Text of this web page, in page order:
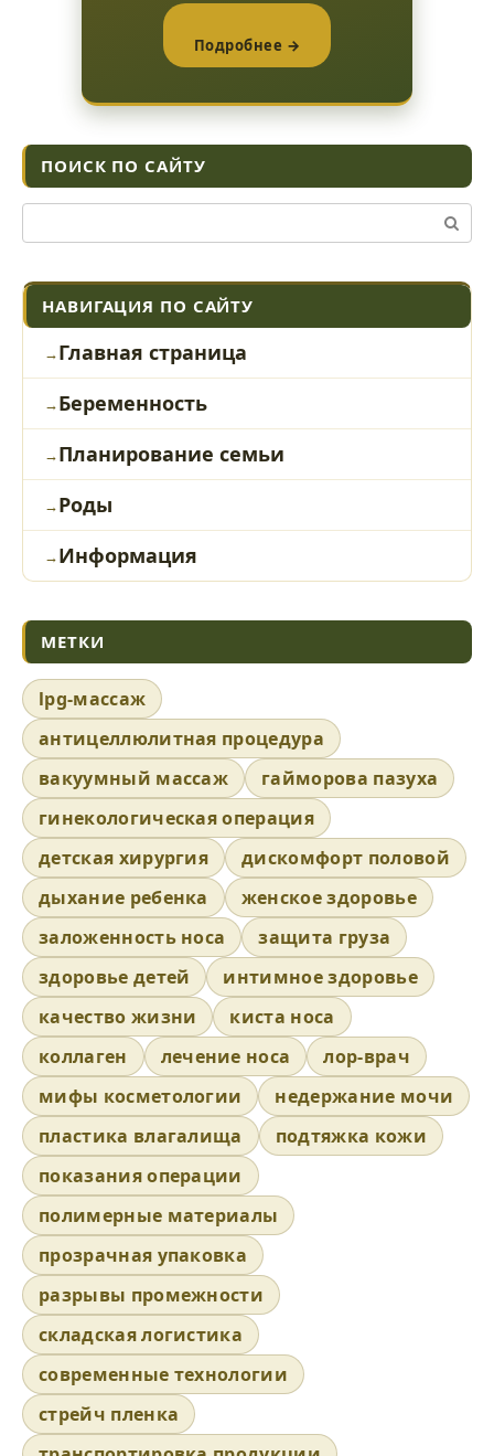
Подробнее →
ПОИСК ПО САЙТУ
Поиск:
НАВИГАЦИЯ ПО САЙТУ
Главная страница
Беременность
Планирование семьи
Роды
Информация
МЕТКИ
lpg-массаж
антицеллюлитная процедура
вакуумный массаж
гайморова пазуха
гинекологическая операция
детская хирургия
дискомфорт половой
дыхание ребенка
женское здоровье
заложенность носа
защита груза
здоровье детей
интимное здоровье
качество жизни
киста носа
коллаген
лечение носа
лор-врач
мифы косметологии
недержание мочи
пластика влагалища
подтяжка кожи
показания операции
полимерные материалы
прозрачная упаковка
разрывы промежности
складская логистика
современные технологии
стрейч пленка